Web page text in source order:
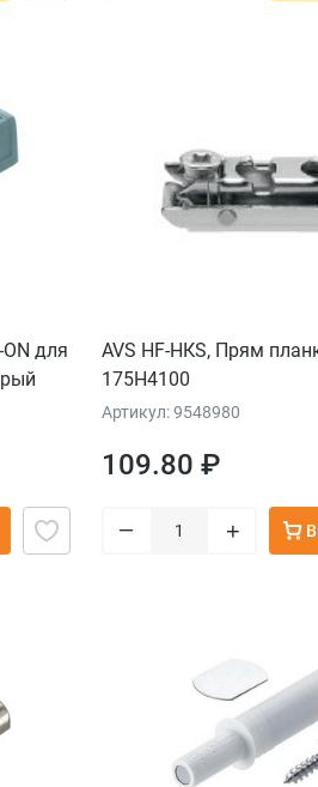
для
AVS HF-HКS, Прям
175H4100
Артикул: 9548980
109.80 ₽
– +